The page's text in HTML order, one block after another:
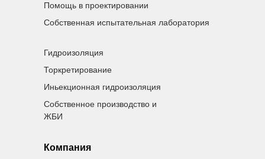
Компания
Помощь в проектировании
Собственная испытательная лаборатория
Гидроизоляция
Торкретирование
Иньекционная гидроизоляция
Собственное производство и
ЖБИ